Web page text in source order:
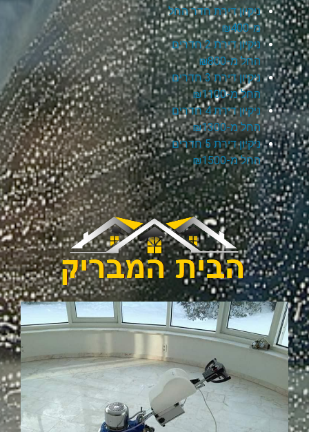
ניקיון דירת חדר החל
מ-₪400
ניקיון דירת 2 חדרים
החל מ-₪800
ניקיון דירת 3 חדרים
החל מ-₪1100
ניקיון דירת 4 חדרים
החל מ-₪1300
ניקיון דירת 5 חדרים
החל מ-₪1500